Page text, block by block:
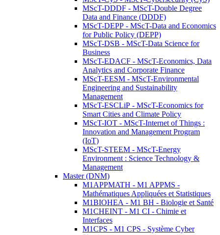
MScT-DDDF - MScT-Double Degree
Data and Finance (DDDF)
MScT-DEPP - MScT-Data and Economics
for Public Policy (DEPP)
MScT-DSB - MScT-Data Science for
Business
MScT-EDACF - MScT-Economics, Data
Analytics and Corporate Finance
MScT-EESM - MScT-Environmental
Engineering and Sustainability
Management
MScT-ESCLiP - MScT-Economics for
Smart Cities and Climate Policy
MScT-IOT - MScT-Internet of Things :
Innovation and Management Program
(IoT)
MScT-STEEM - MScT-Energy
Environment : Science Technology &
Management
Master (DNM)
M1APPMATH - M1 APPMS -
Mathématiques Appliquées et Statistiques
M1BIOHEA - M1 BH - Biologie et Santé
M1CHEINT - M1 CI - Chimie et
Interfaces
M1CPS - M1 CPS - Système Cyber